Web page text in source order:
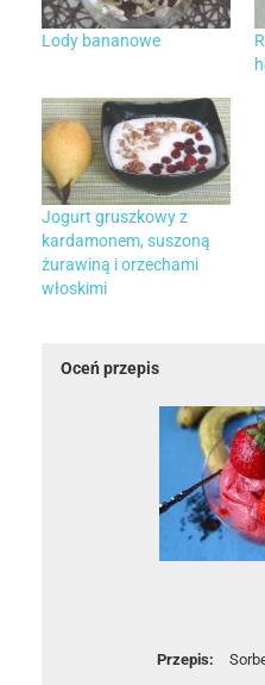
Lody bananowe
Jogurt gruszkowy z
kardamonem, suszoną
żurawiną i orzechami
włoskimi
Oceń przepis
Przepis: